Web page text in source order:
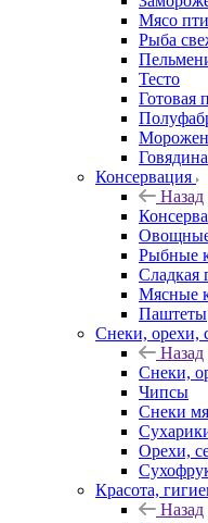
Мясо
Рыба
Тесто
Готовая
Консервация
Назад
Рыбные
Сладкая
Мясные
Паштеты
Снеки, орехи,
Назад
Снеки,
Чипсы
Снеки
Орехи,
Красота,
Назад